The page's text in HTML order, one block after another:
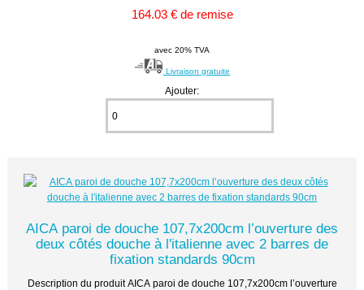
164.03 € de remise
avec 20% TVA
Livraison gratuite
Ajouter:
AICA paroi de douche 107,7x200cm l’ouverture des
deux côtés douche à l'italienne avec 2 barres de
fixation standards 90cm
Description du produit AICA paroi de douche 107,7x200cm l’ouverture